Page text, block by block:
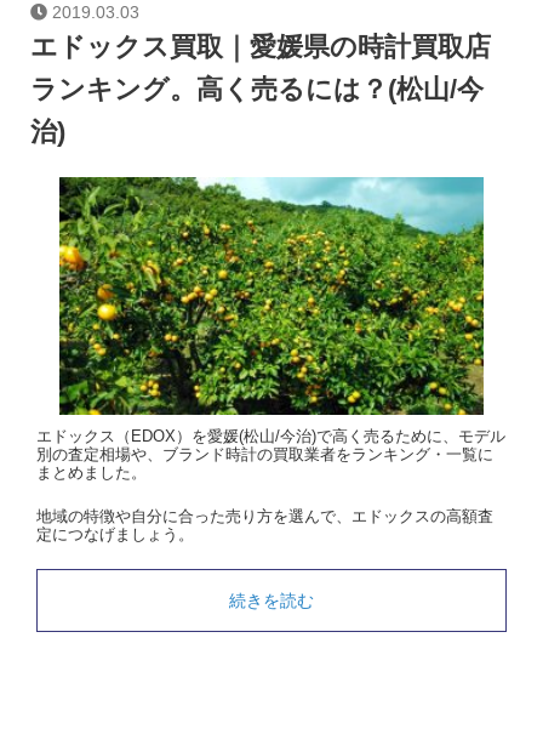
2019.03.03
エドックス買取｜愛媛県の時計買取店
ランキング。高く売るには？(松山/今
治)
エドックス（EDOX）を愛媛(松山/今治)で高く売るために、モデル
別の査定相場や、ブランド時計の買取業者をランキング・一覧に
まとめました。
地域の特徴や自分に合った売り方を選んで、エドックスの高額査
定につなげましょう。
続きを読む